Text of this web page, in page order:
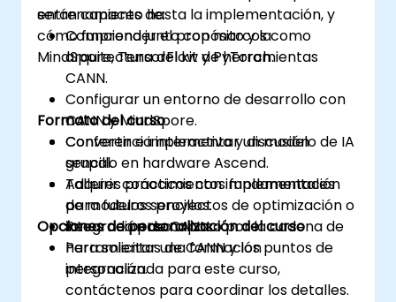
entrenamiento hasta la implementación, y
cómo funciona junto con marcos como
MindSpore, TensorFlow y PyTorch.
serán capaces de:
Comprender el propósito y la
arquitectura del kit de herramientas
CANN.
Configurar un entorno de desarrollo con
CANN y MindSpore.
Convertir e implementar un modelo de IA
sencillo en hardware Ascend.
Adquirir conocimientos fundamentales
para futuros proyectos de optimización o
integración de CANN.
Formato del curso
Conferencia interactiva y discusión
grupal.
Talleres prácticos con implementación
de modelos sencillos.
Recorrido paso a paso por la cadena de
herramientas de CANN y los puntos de
integración.
Opciones de personalización del curso
Para solicitar una formación
personalizada para este curso,
contáctenos para coordinar los detalles.